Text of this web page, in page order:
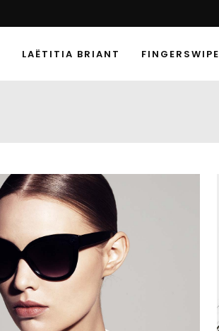
LAËTITIA BRIANT FINGERSWIPE